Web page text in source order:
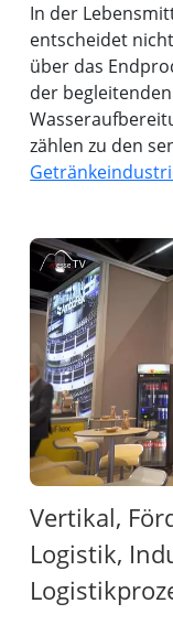
In der
entscheidet
über das
der
zählen zu den
Vertikal,
Logistik,